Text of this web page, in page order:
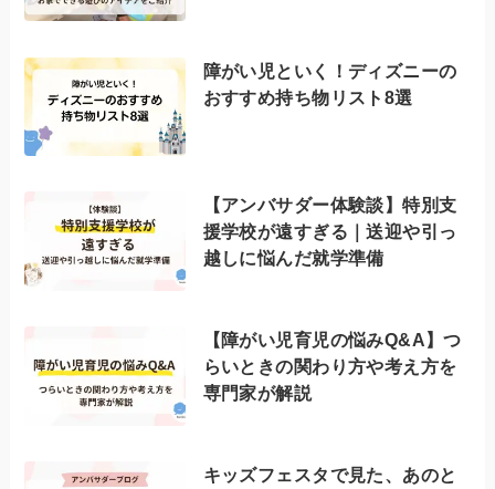
障がい児といく！ディズニーの
おすすめ持ち物リスト8選
【アンバサダー体験談】特別支
援学校が遠すぎる｜送迎や引っ
越しに悩んだ就学準備
【障がい児育児の悩みQ&A】つ
らいときの関わり方や考え方を
専門家が解説
キッズフェスタで見た、あのと